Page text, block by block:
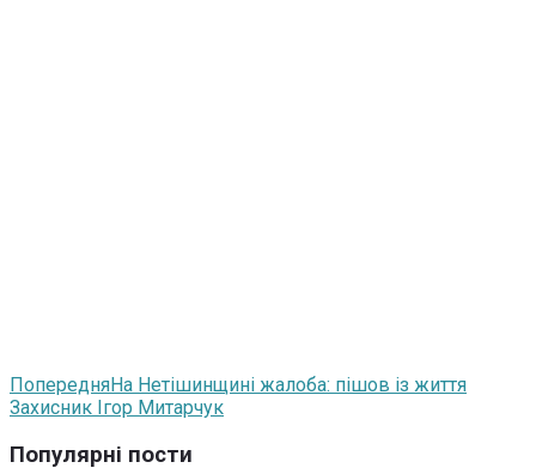
ПопередняНа Нетішинщині жалоба: пішов із життя
Захисник Ігор Митарчук
Популярні пости